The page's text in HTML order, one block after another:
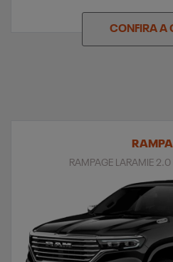
CONFIRA A
RAMPAGE LARAMIE